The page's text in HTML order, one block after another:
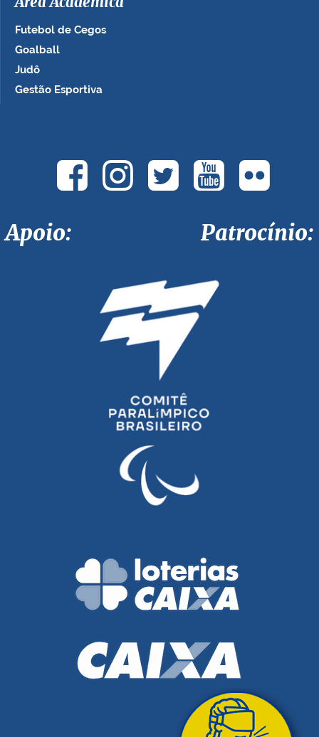
Área Acadêmica
Futebol de Cegos
Goalball
Judô
Gestão Esportiva
Apoio: Patrocínio: